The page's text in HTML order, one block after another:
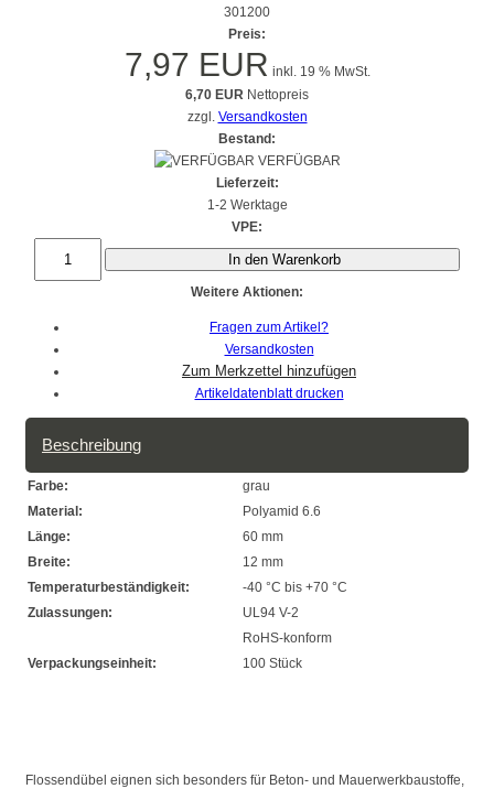
301200
Preis:
7,97 EUR inkl. 19 % MwSt.
6,70 EUR Nettopreis
zzgl. Versandkosten
Bestand:
VERFÜGBAR
Lieferzeit:
1-2 Werktage
VPE:
In den Warenkorb
Weitere Aktionen:
Fragen zum Artikel?
Versandkosten
Artikeldatenblatt drucken
Beschreibung
Farbe:
grau
Material:
Polyamid 6.6
Länge:
60 mm
Breite:
12 mm
Temperaturbeständigkeit:
-40 °C bis +70 °C
Zulassungen:
UL94 V-2
RoHS-konform
Verpackungseinheit:
100 Stück
Flossendübel eignen sich besonders für Beton- und Mauerwerkbaustoffe,